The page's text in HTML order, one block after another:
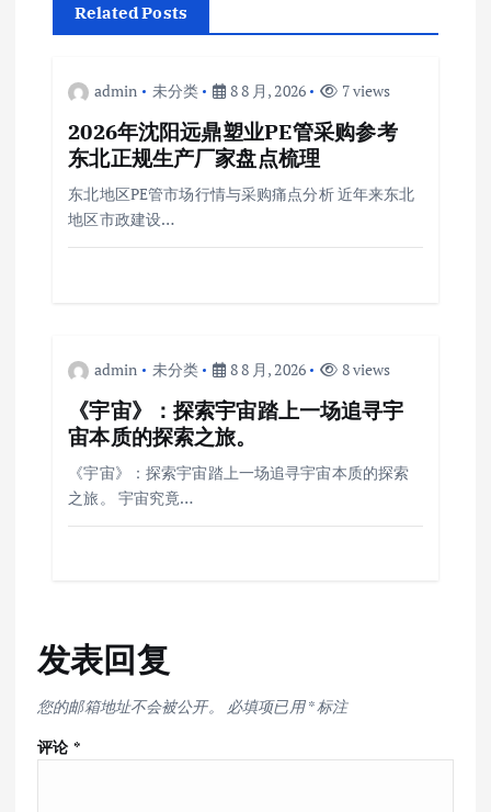
Related Posts
admin 未分类 8 8 月, 2026 7 views
2026年沈阳远鼎塑业PE管采购参考
东北正规生产厂家盘点梳理
东北地区PE管市场行情与采购痛点分析 近年来东北
地区市政建设…
admin 未分类 8 8 月, 2026 8 views
《宇宙》：探索宇宙踏上一场追寻宇
宙本质的探索之旅。
《宇宙》：探索宇宙踏上一场追寻宇宙本质的探索
之旅。 宇宙究竟…
发表回复
您的邮箱地址不会被公开。 必填项已用*标注
评论 *